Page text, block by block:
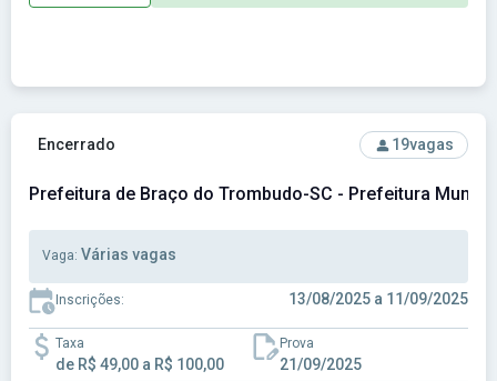
Ver concurso: Prefeitura de Braço do Trombudo-SC -
Encerrado 19vagas
Prefeitura de Braço do Trombudo-SC - Prefeitura
Vaga: Várias vagas
Inscrições: 13/08/2025 a 11/09/2025
Taxa
de R$ 49,00 a R$ 100,00
Prova
21/09/2025